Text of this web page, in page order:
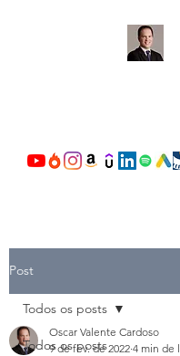
Post
Todos os posts
Todos os posts
Oscar Valente Cardoso
9 de fev. de 2022 4 min de